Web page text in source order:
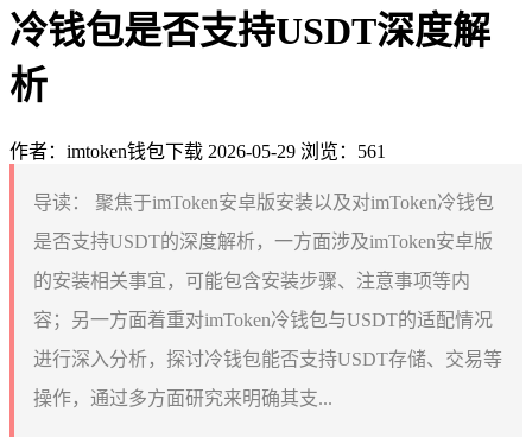
冷钱包是否支持USDT深度解
析
作者：imtoken钱包下载 2026-05-29 浏览：561
导读：
聚焦于imToken安卓版安装以及对imToken冷钱包
是否支持USDT的深度解析，一方面涉及imToken安卓版
的安装相关事宜，可能包含安装步骤、注意事项等内
容；另一方面着重对imToken冷钱包与USDT的适配情况
进行深入分析，探讨冷钱包能否支持USDT存储、交易等
操作，通过多方面研究来明确其支...